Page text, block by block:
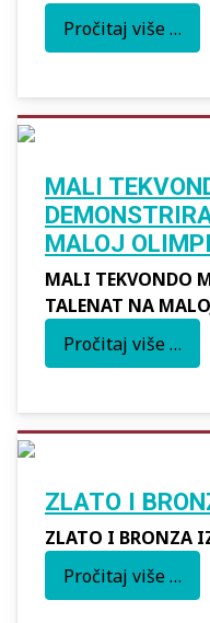
Pročitaj više …
MALI
MALOJ
MALI TEKVONDO
TALENAT NA
Pročitaj više …
ZLATO I
ZLATO I BRONZA
Pročitaj više …